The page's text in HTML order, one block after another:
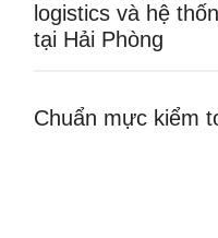
logistics và hệ
tại Hải Phòng
Chuẩn mực kiểm